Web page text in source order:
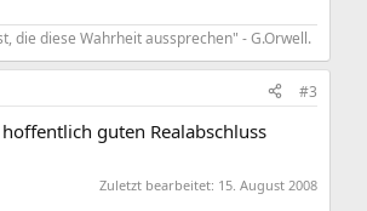
die diese Wahrheit aussprechen" - G.Orwell.
#3
guten Realabschluss
Zuletzt bearbeitet: 15. August 2008